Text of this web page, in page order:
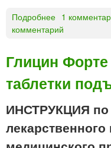
Д
А
л
к
«
а
р
Подробнее
Г
ц
и
н
-
Б
и
о
1
комментарий
Глицин
таблетки
ИНСТРУКЦИЯ